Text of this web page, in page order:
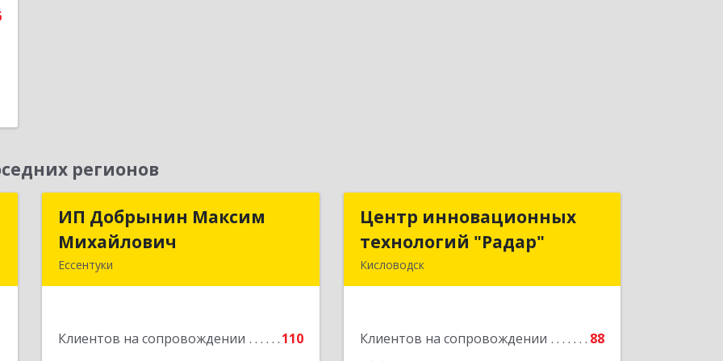
регионов
ИП Добрынин Максим
Михайлович
Ессентуки
Клиентов на сопровождении 110
ИП Добрынин Максим
Подробнее
Центр инновационных
технологий "Радар"
Кисловодск
Клиентов на сопровождении
88
Центр инновационных
технологий "Радар"